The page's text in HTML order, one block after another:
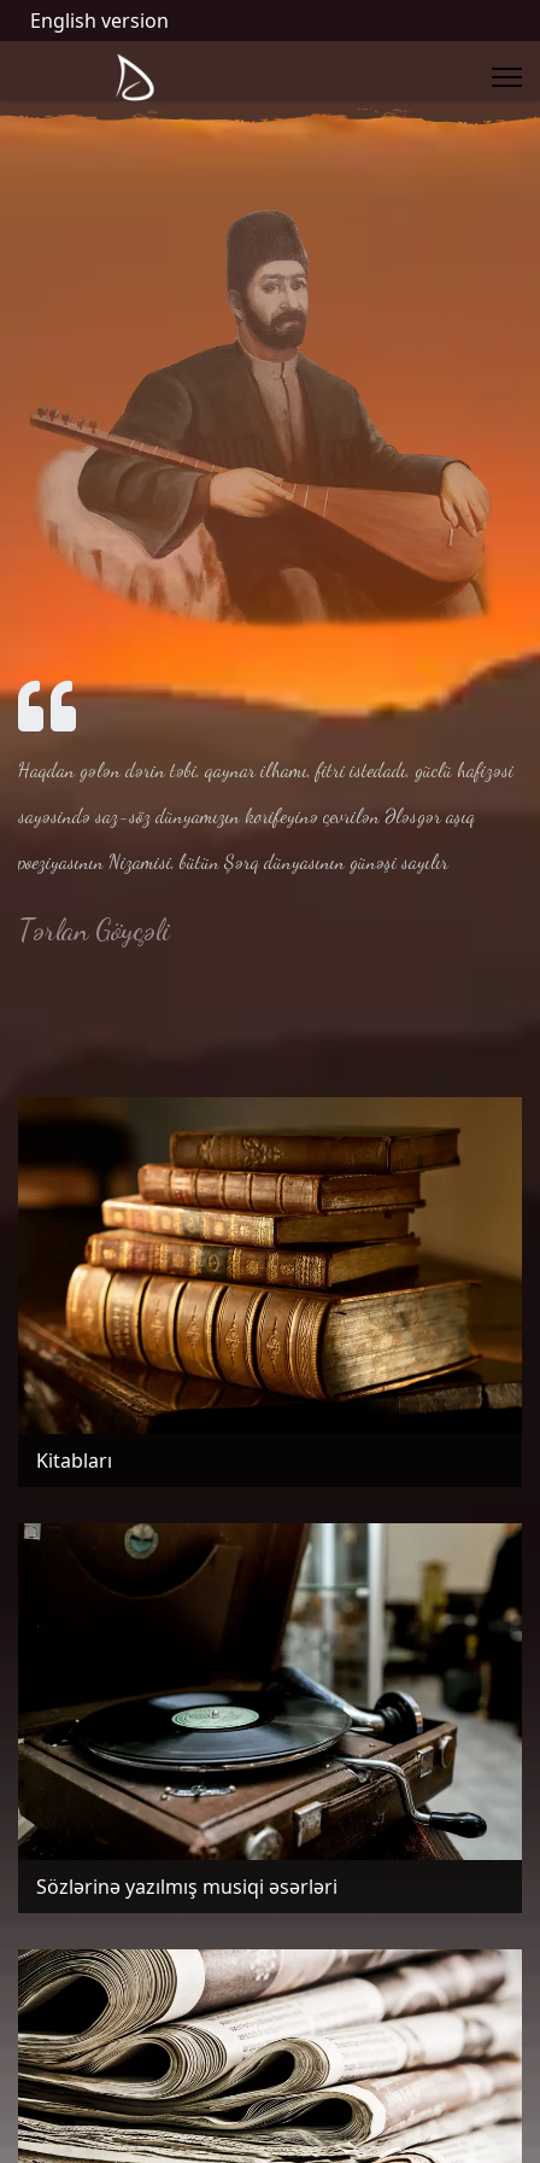
English version
Haqdan gələn dərin təbi, qaynar ilhamı, fitri istedadı, güclü hafizəsi
sayəsində saz-söz dünyamızın korifeyinə çevrilən Ələsgər aşıq
poeziyasının Nizamisi, bütün Şərq dünyasının günəşi sayılır
Tərlan Göyçəli
Kitabları
Sözlərinə yazılmış musiqi əsərləri